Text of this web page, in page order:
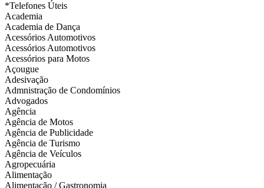
*Telefones Úteis
Academia
Academia de Dança
Acessórios Automotivos
Acessórios Automotivos
Acessórios para Motos
Açougue
Adesivação
Admnistração de Condomínios
Advogados
Agência
Agência de Motos
Agência de Publicidade
Agência de Turismo
Agência de Veículos
Agropecuária
Alimentação
Alimentação / Gastronomia